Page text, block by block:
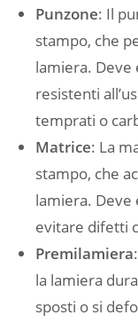
Punzone: Il
stampo, che
lamiera. Deve
resistenti
temprati o
Matrice: La
stampo, che
lamiera. Deve
evitare difetti
Premilamiera
la lamiera
sposti o si